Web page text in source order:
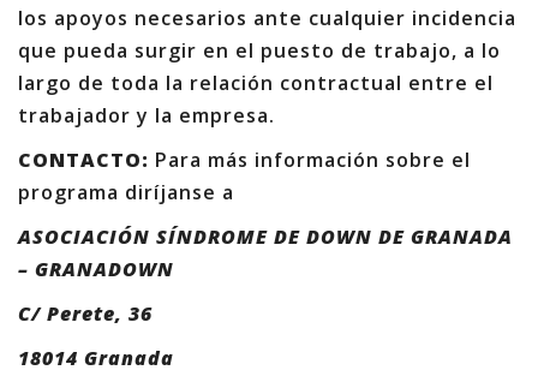
los apoyos necesarios ante cualquier incidencia
que pueda surgir en el puesto de trabajo, a lo
largo de toda la relación contractual entre el
trabajador y la empresa.
CONTACTO: Para más información sobre el
programa diríjanse a
ASOCIACIÓN SÍNDROME DE DOWN DE GRANADA
– GRANADOWN
C/ Perete, 36
18014 Granada